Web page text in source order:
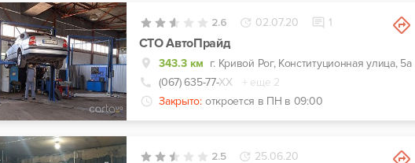
2.6 02.07.20 1
СТО АвтоПрайд
343.3 км г. Кривой Рог, Конституционная улица, 5а
(067) 635-77-ХХ
+ еще 2
Закрыто: откроется в ПН в 09:00
2.5 25.06.20